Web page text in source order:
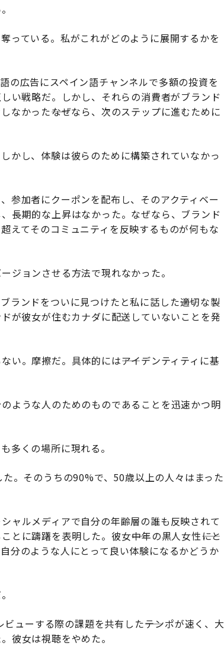
っている。私がこれがどのように展開するかを
の広告にスペイン語チャンネルで多額の投資を
い戦略だ。しかし、それらの消費者がブランド
かった――なぜなら、次のステップに進むために
かし、体験は彼らのために構築されていなかっ
参加者にクーポンを配布し、そのアクティベー
長期的な上昇はなかった。なぜなら、ブランド
えてそのコミュニティを反映するものが何もな
ジョンさせる方法で現れなかった。
ンドをついに見つけたと私に話した――適切な製
が彼女が住むカナダに配送していないことを発
。摩擦だ。具体的には――アイデンティティに基
ような人のためのものであることを迅速かつ明
多くの場所に現れる。
。そのうちの90%で、50歳以上の人々はまった
ャルメディアで自分の年齢層の誰も反映されて
に躊躇を表明した。彼女――中年の黒人女性――にと
分のような人にとって良い体験になるかどうか
ーする際の課題を共有した――テンポが速く、大
彼女は視聴をやめた。